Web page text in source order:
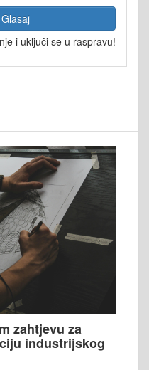
Glasaj
i uključi se u raspravu!
zahtjevu za
industrijskog